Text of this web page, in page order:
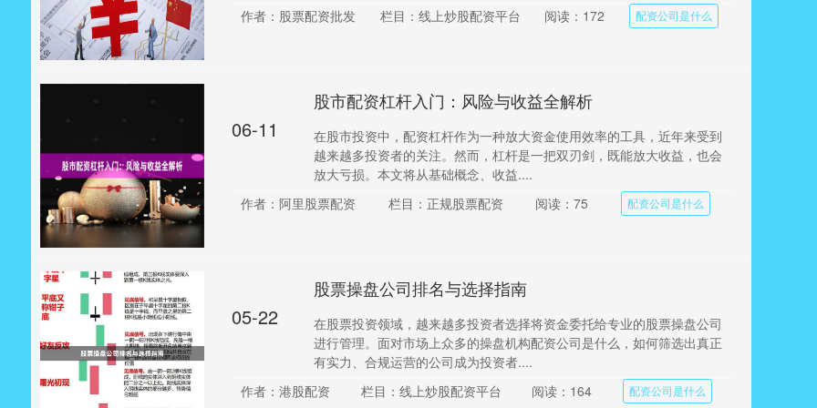
作者：股票配资批发 栏目：线上炒股配资平台 阅读：172 配资公司是什么
06-11
股市配资杠杆入门：风险与收益全解析
在股市投资中，配资杠杆作为一种放大资金使用效率的工具，近年来受到
越来越多投资者的关注。然而，杠杆是一把双刃剑，既能放大收益，也会
放大亏损。本文将从基础概念、收益....
作者：阿里股票配资
栏目：正规股票配资 阅读：75 配资公司是什么
05-22
股票操盘公司排名与选择指南
在股票投资领域，越来越多投资者选择将资金委托给专业的股票操盘公司
进行管理。面对市场上众多的操盘机构配资公司是什么，如何筛选出真正
有实力、合规运营的公司成为投资者....
作者：港股配资
栏目：线上炒股配资平台 阅读：164 配资公司是什么